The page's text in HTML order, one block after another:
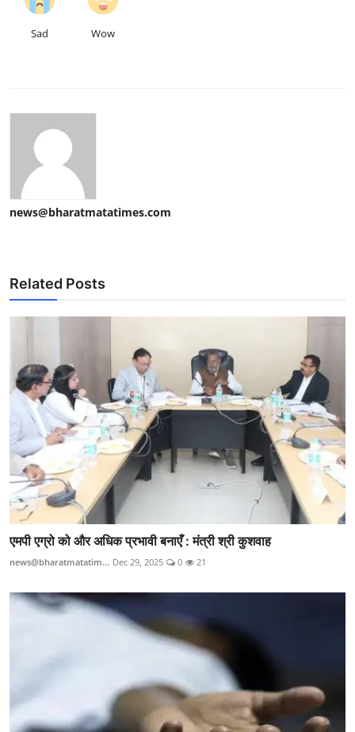
Sad Wow
news@bharatmatatimes.com
Related Posts
एमपी एग्रो को और अधिक प्रभावी बनाएँ : मंत्री श्री कुशवाह
news@bharatmatatim... Dec 29, 2025 0 21